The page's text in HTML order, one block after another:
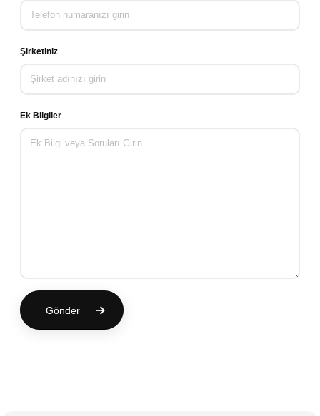
Şirketiniz
Ek Bilgiler
Gönder